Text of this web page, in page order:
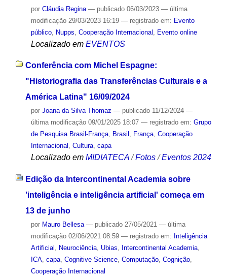
por Cláudia Regina — publicado06/03/2023 — última
modificação29/03/2023 16:19 — registrado em: Evento
público, Nupps Cooperação Internacional Evento online
Localizado em EVENTOS
Conferência com Michel Espagne:
"Historiografia das Transferências Culturais e a
América Latina" 16/09/2024
por Joana da Silva Thomaz — publicado11/12/2024 —
última modificação09/01/2025 18:07 — registrado em: Grupo
de Pesquisa Brasil-França, Brasil , França, Cooperação
Internacional , Cultura, capa
Localizado em MIDIATECA /Fotos /Eventos 2024
Edição da Intercontinental Academia sobre
'inteligência e inteligência artificial' começa em
13 de junho
por Mauro Bellesa — publicado27/05/2021 — última
modificação02/06/2021 08:59 — registrado em: Inteligência
Artificial , Neurociência, Ubias, Intercontinental Academia,
ICA, capa, Cognitive Science, Computação, Cognição,
Cooperação Internacional